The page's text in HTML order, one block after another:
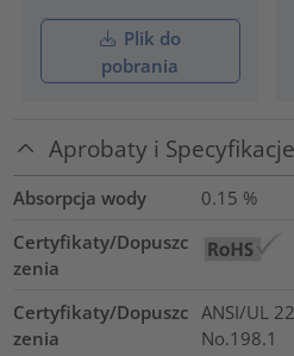
Plik do
pobrania
Aprobaty i Specyfikacje
Absorpcja wody 0.15 %
Certyfikaty/Dopuszc
zenia
Certyfikaty/Dopuszc
zenia
ANSI/UL
No.198.1